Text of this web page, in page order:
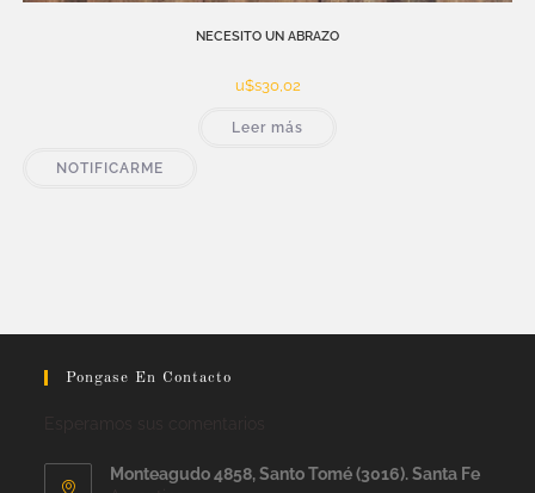
NECESITO UN ABRAZO
u$s30,02
Leer más
NOTIFICARME
Pongase En Contacto
Monteagudo 4858, Santo Tomé (3016). Santa Fe